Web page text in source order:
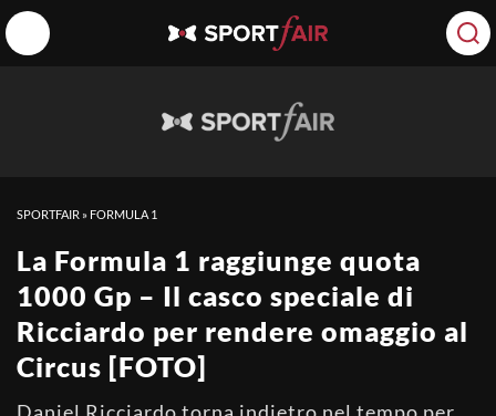
SPORTFAIR » FORMULA 1
La Formula 1 raggiunge quota
1000 Gp – Il casco speciale di
Ricciardo per rendere omaggio al
Circus [FOTO]